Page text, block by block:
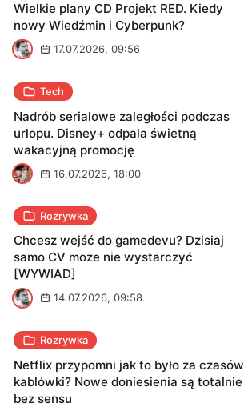
Wielkie plany CD Projekt RED. Kiedy
nowy Wiedźmin i Cyberpunk?
M
17.07.2026, 09:56
Tech
Nadrób serialowe zaległości podczas
urlopu. Disney+ odpala świetną
wakacyjną promocję
J
16.07.2026, 18:00
Rozrywka
Chcesz wejść do gamedevu? Dzisiaj
samo CV może nie wystarczyć
[WYWIAD]
M
14.07.2026, 09:58
Rozrywka
Netflix przypomni jak to było za czasów
kablówki? Nowe doniesienia są totalnie
bez sensu